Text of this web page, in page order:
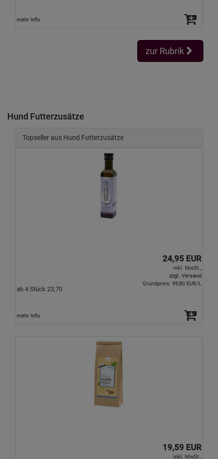
mehr Info
zur Rubrik
Hund Futterzusätze
Topseller aus Hund Futterzusätze
24,95 EUR
inkl. MwSt.,
zzgl. Versand
ab 4 Stück 23,70
Grundpreis: 99,80 EUR/L
mehr Info
19,59 EUR
inkl. MwSt.,